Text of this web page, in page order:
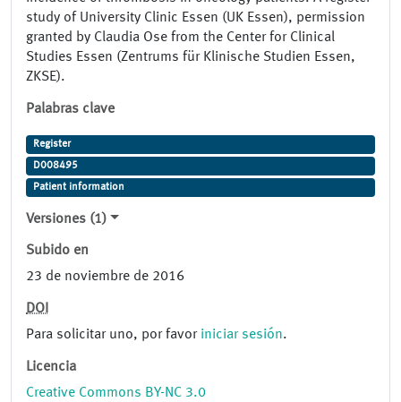
study of University Clinic Essen (UK Essen), permission
granted by Claudia Ose from the Center for Clinical
Studies Essen (Zentrums für Klinische Studien Essen,
ZKSE).
Palabras clave
Register
D008495
Patient information
Versiones (1)
Subido en
23 de noviembre de 2016
DOI
Para solicitar uno, por favor iniciar sesión.
Licencia
Creative Commons BY-NC 3.0